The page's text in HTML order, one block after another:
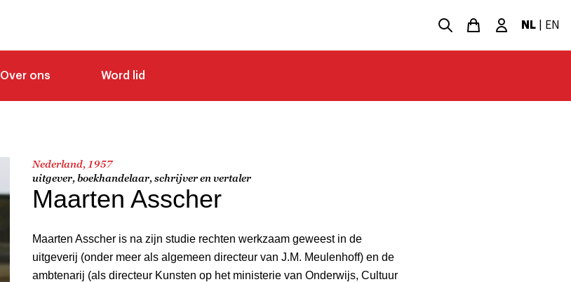
NL EN
Over ons Word lid
Nederland, 1957
uitgever, boekhandelaar, schrijver en vertaler
Maarten Asscher
Maarten Asscher is na zijn studie rechten werkzaam geweest in de
uitgeverij (onder meer als algemeen directeur van J.M. Meulenhoff) en de
ambtenarij (als directeur Kunsten op het ministerie van Onderwijs, Cultuur